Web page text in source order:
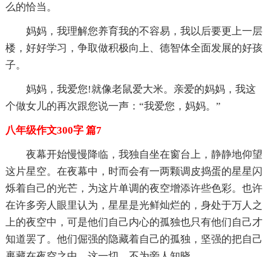
么的恰当。
妈妈，我理解您养育我的不容易，我以后要更上一层
楼，好好学习，争取做积极向上、德智体全面发展的好孩
子。
妈妈，我爱您!就像老鼠爱大米。亲爱的妈妈，我这
个做女儿的再次跟您说一声：“我爱您，妈妈。”
八年级作文300字 篇7
夜幕开始慢慢降临，我独自坐在窗台上，静静地仰望
这片星空。在夜幕中，时而会有一两颗调皮捣蛋的星星闪
烁着自己的光芒，为这片单调的夜空增添许些色彩。也许
在许多旁人眼里认为，星星是光鲜灿烂的，身处于万人之
上的夜空中，可是他们自己内心的孤独也只有他们自己才
知道罢了。他们倔强的隐藏着自己的孤独，坚强的把自己